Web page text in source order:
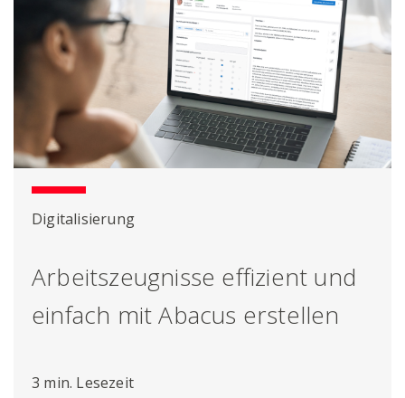
Digitalisierung
Arbeitszeugnisse effizient und
einfach mit Abacus erstellen
3 min. Lesezeit